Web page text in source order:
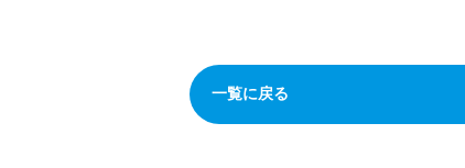
一覧に戻る